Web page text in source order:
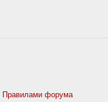
Правилами форума